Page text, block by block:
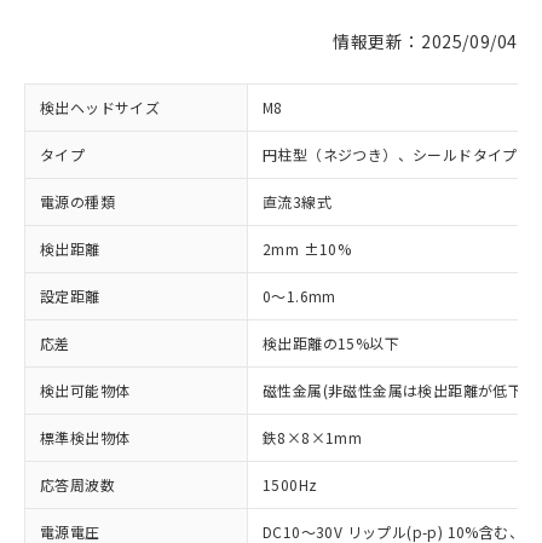
情報更新：2025/09/04
検出ヘッドサイズ M8
タイプ 円柱型（ネジつき）、シールドタイプ
電源の種類 直流3線式
検出距離 2mm ±10%
設定距離 0～1.6mm
応差 検出距離の15%以下
検出可能物体 磁性金属(非磁性金属は検出距離が低下し
標準検出物体 鉄8×8×1mm
応答周波数 1500Hz
電源電圧 DC10～30V リップル(p-p) 10%含む、